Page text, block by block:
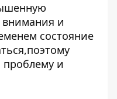
и
состояние
и